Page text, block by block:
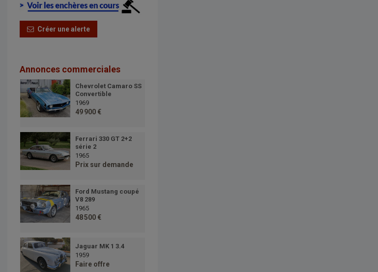
Créer une alerte
Annonces commerciales
Chevrolet Camaro SS
Convertible
1969
49 900 €
Ferrari 330 GT 2+2
série 2
1965
Prix sur demande
Ford Mustang coupé
V8 289
1965
48 500 €
Jaguar MK 1 3.4
1959
Faire offre